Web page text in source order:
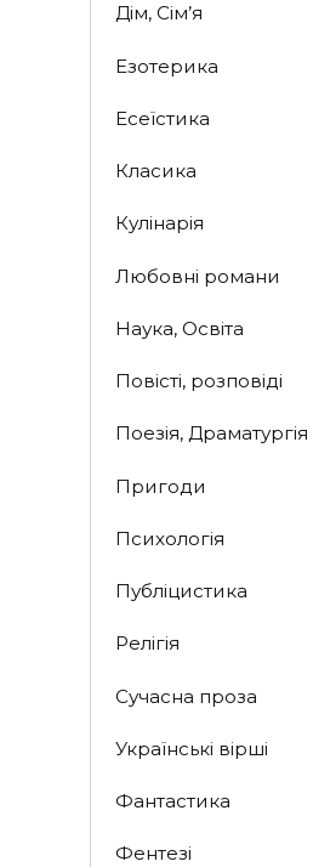
Дім, Сім’я
Езотерика
Есеїстика
Класика
Кулінарія
Любовні романи
Наука, Освіта
Повісті, розповіді
Поезія, Драматургія
Пригоди
Психологія
Публіцистика
Релігія
Сучасна проза
Українські вірші
Фантастика
Фентезі